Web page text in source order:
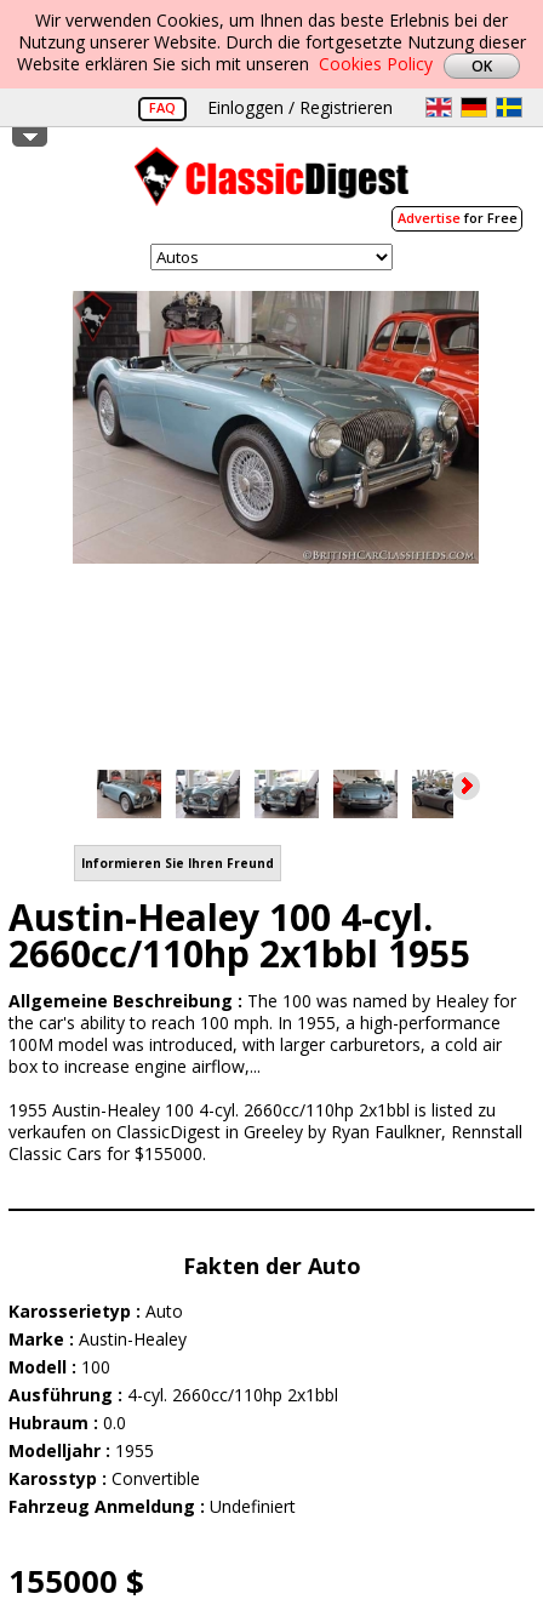
Wir verwenden Cookies, um Ihnen das beste Erlebnis bei der
Nutzung unserer Website. Durch die fortgesetzte Nutzung dieser
Website erklären Sie sich mit unseren Cookies Policy
FAQ Einloggen / Registrieren
Advertisefor Free
Informieren Sie Ihren Freund
Austin-Healey 100 4-cyl.
2660cc/110hp 2x1bbl 1955
Allgemeine Beschreibung : The 100 was named by Healey for
the car's ability to reach 100 mph. In 1955, a high-performance
100M model was introduced, with larger carburetors, a cold air
box to increase engine airflow,...
1955 Austin-Healey 100 4-cyl. 2660cc/110hp 2x1bbl is listed zu
verkaufen on ClassicDigest in Greeley by Ryan Faulkner, Rennstall
Classic Cars for $155000.
Fakten der Auto
Karosserietyp : Auto
Marke : Austin-Healey
Modell : 100
Ausführung : 4-cyl. 2660cc/110hp 2x1bbl
Hubraum : 0.0
Modelljahr : 1955
Karosstyp : Convertible
Fahrzeug Anmeldung : Undefiniert
155000 $